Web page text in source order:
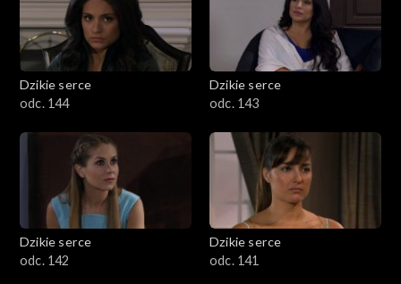
Dzikie serce
odc. 144
Dzikie serce
odc. 143
Dzikie serce
odc. 142
Dzikie serce
odc. 141